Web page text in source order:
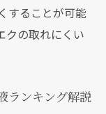
することが可能
クの取れにくい
ランキング解説